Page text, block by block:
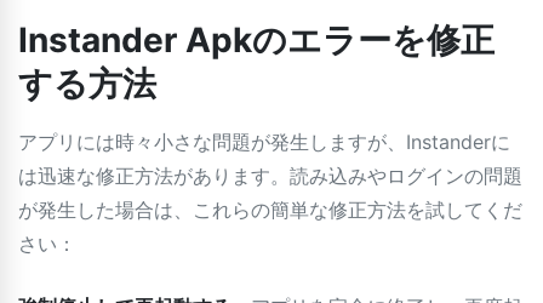
Instander Apkのエラーを修正
する方法
アプリには時々小さな問題が発生しますが、Instanderに
は迅速な修正方法があります。読み込みやログインの問題
が発生した場合は、これらの簡単な修正方法を試してくだ
さい：